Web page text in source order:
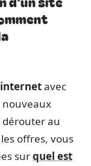
avec
nouveaux
au
offres, vous
surquel est